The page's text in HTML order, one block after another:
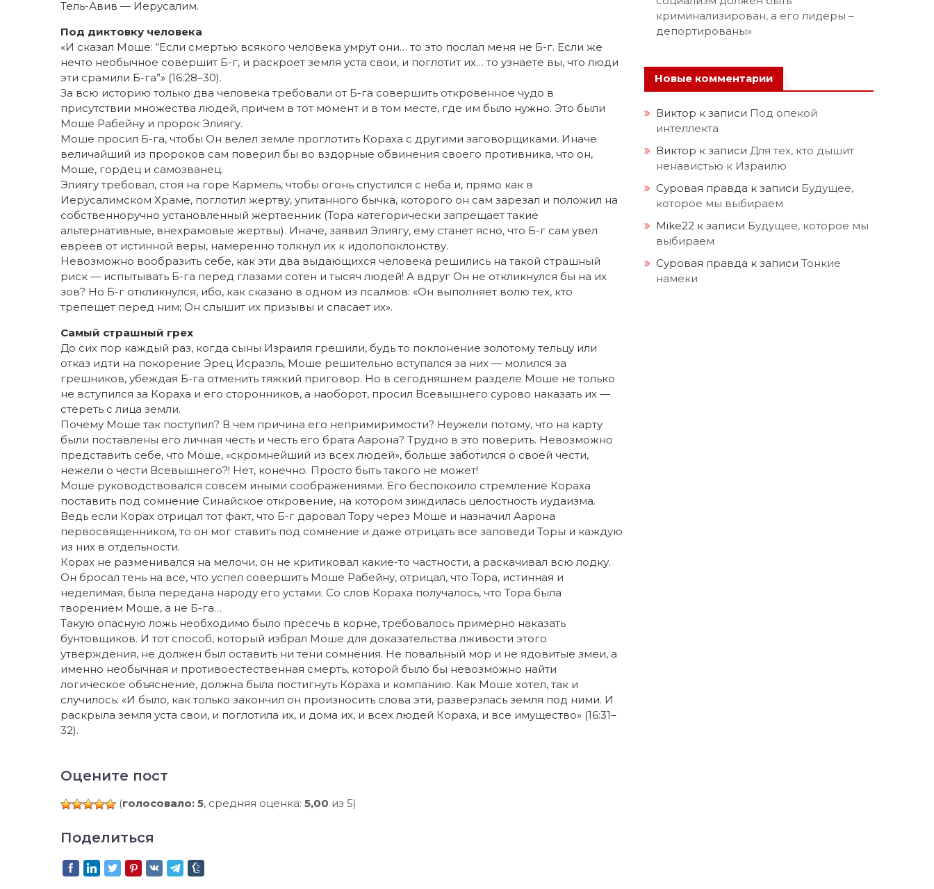
Тель-Авив — Иерусалим.
Под диктовку человека
«И сказал Моше: “Если смертью всякого человека умрут они… то это послал меня не Б-г. Если же
нечто необычное совершит Б-г, и раскроет земля уста свои, и поглотит их… то узнаете вы, что люди
эти срамили Б-га”» (16:28–30).
За всю историю только два человека требовали от Б-га совершить откровенное чудо в
присутствии множества людей, причем в тот момент и в том месте, где им было нужно. Это были
Моше Рабейну и пророк Элиягу.
Моше просил Б-га, чтобы Он велел земле проглотить Кораха с другими заговорщиками. Иначе
величайший из пророков сам поверил бы во вздорные обвинения своего противника, что он,
Моше, гордец и самозванец.
Элиягу требовал, стоя на горе Кармель, чтобы огонь спустился с неба и, прямо как в
Иерусалимском Храме, поглотил жертву, упитанного бычка, которого он сам зарезал и положил на
собственноручно установленный жертвенник (Тора категорически запрещает такие
альтернативные, внехрамовые жертвы). Иначе, заявил Элиягу, ему станет ясно, что Б-г сам увел
евреев от истинной веры, намеренно толкнул их к идолопоклонству.
Невозможно вообразить себе, как эти два выдающихся человека решились на такой страшный
риск — испытывать Б-га перед глазами сотен и тысяч людей! А вдруг Он не откликнулся бы на их
зов? Но Б-г откликнулся, ибо, как сказано в одном из псалмов: «Он выполняет волю тех, кто
трепещет перед ним; Он слышит их призывы и спасает их».
Самый страшный грех
До сих пор каждый раз, когда сыны Израиля грешили, будь то поклонение золотому тельцу или
отказ идти на покорение Эрец Исраэль, Моше решительно вступался за них — молился за
грешников, убеждая Б-га отменить тяжкий приговор. Но в сегодняшнем разделе Моше не только
не вступился за Кораха и его сторонников, а наоборот, просил Всевышнего сурово наказать их —
стереть с лица земли.
Почему Моше так поступил? В чем причина его непримиримости? Неужели потому, что на карту
были поставлены его личная честь и честь его брата Аарона? Трудно в это поверить. Невозможно
представить себе, что Моше, «скромнейший из всех людей», больше заботился о своей чести,
нежели о чести Всевышнего?! Нет, конечно. Просто быть такого не может!
Моше руководствовался совсем иными соображениями. Его беспокоило стремление Кораха
поставить под сомнение Синайское откровение, на котором зиждилась целостность иудаизма.
Ведь если Корах отрицал тот факт, что Б-г даровал Тору через Моше и назначил Аарона
первосвященником, то он мог ставить под сомнение и даже отрицать все заповеди Торы и каждую
из них в отдельности.
Корах не разменивался на мелочи, он не критиковал какие-то частности, а раскачивал всю лодку.
Он бросал тень на все, что успел совершить Моше Рабейну, отрицал, что Тора, истинная и
неделимая, была передана народу его устами. Со слов Кораха получалось, что Тора была
творением Моше, а не Б-га…
Такую опасную ложь необходимо было пресечь в корне, требовалось примерно наказать
бунтовщиков. И тот способ, который избрал Моше для доказательства лживости этого
утверждения, не должен был оставить ни тени сомнения. Не повальный мор и не ядовитые змеи, а
именно необычная и противоестественная смерть, которой было бы невозможно найти
логическое объяснение, должна была постигнуть Кораха и компанию. Как Моше хотел, так и
случилось: «И было, как только закончил он произносить слова эти, разверзлась земля под ними. И
раскрыла земля уста свои, и поглотила их, и дома их, и всех людей Кораха, и все имущество» (16:31–
32).
Оцените пост
(голосовало: 5, средняя оценка: 5,00 из 5)
Поделиться
криминализирован, а его лидеры –
депортированы»
Новые комментарии
Виктор к записи Под опекой
интеллекта
Виктор к записи Для тех, кто дышит
ненавистью к Израилю
Суровая правда к записи Будущее,
которое мы выбираем
Mike22 к записи Будущее, которое мы
выбираем
Суровая правда к записи Тонкие
намёки